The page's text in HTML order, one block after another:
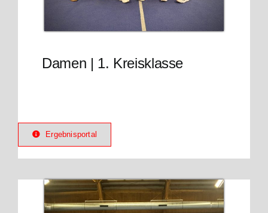
Damen | 1. Kreisklasse
Ergebnisportal